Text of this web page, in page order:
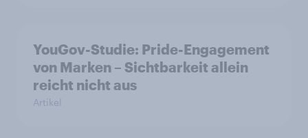
YouGov-Studie: Pride-Engagement
von Marken – Sichtbarkeit allein
reicht nicht aus
Artikel